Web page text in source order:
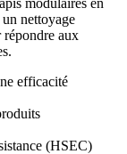
nettoyage
répondre aux
efficacité
(HSEC)